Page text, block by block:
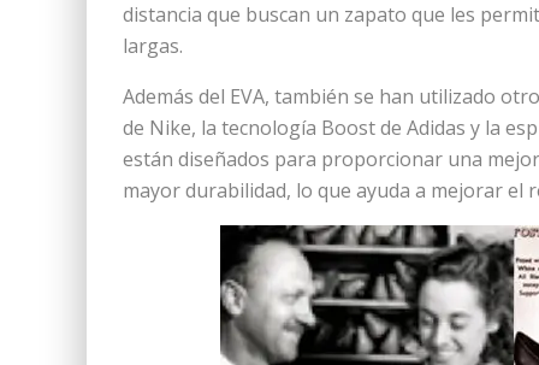
distancia que buscan un zapato que les
largas.
Además del EVA, también se han utilizado
de Nike, la tecnología Boost de Adidas y la
están diseñados para proporcionar una
mayor durabilidad, lo que ayuda a mejorar el